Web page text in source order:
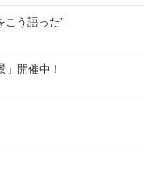
こう語った”
開催中！